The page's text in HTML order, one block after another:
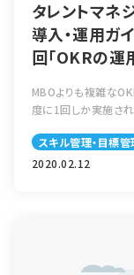
タレントマネ
導入・運用ガ
回「OKRの運
MBOよりも複雑な
度に1回しか実施さ
は違い、OKRでの
スキル管理・目標管
2020.02.12